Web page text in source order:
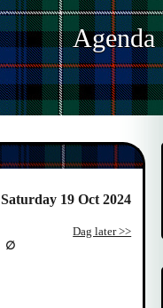
Agenda
Saturday 19 Oct 2024
Dag later >>